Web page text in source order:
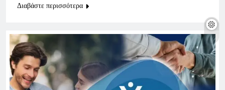
Διαβάστε περισσότερα